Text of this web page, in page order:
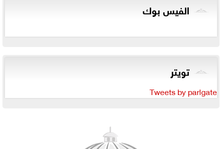
الفيس بوك
تويتر
Tweets by parlgate